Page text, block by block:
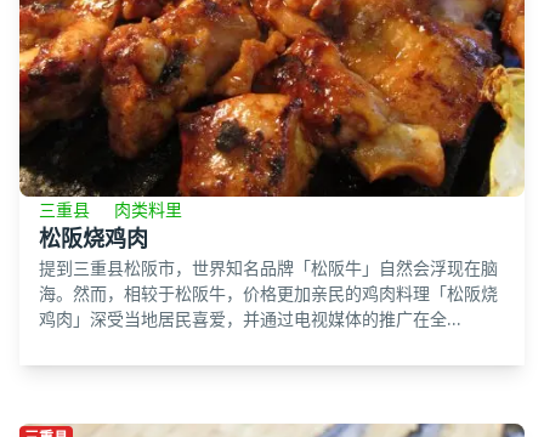
三重县 肉类料里
松阪烧鸡肉
提到三重县松阪市，世界知名品牌「松阪牛」自然会浮现在脑
海。然而，相较于松阪牛，价格更加亲民的鸡肉料理「松阪烧
鸡肉」深受当地居民喜爱，并通过电视媒体的推广在全...